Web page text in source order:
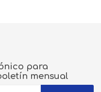
para
mensual